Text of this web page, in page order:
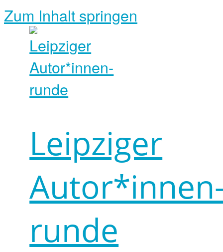
Zum Inhalt springen
Leipziger
runde